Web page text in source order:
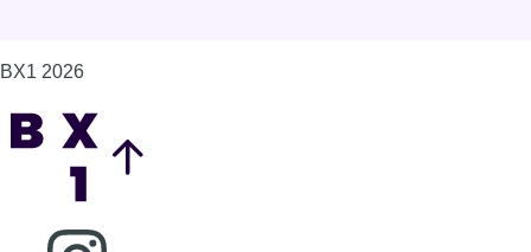
BX1 2026
Consulter page Instagram